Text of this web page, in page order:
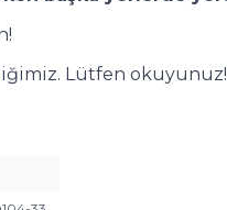
Lütfen okuyunuz!